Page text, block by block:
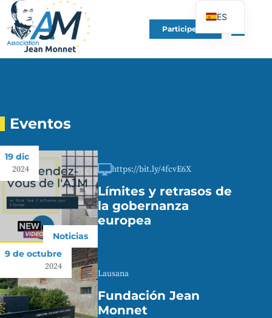
Participe en
Eventos
19 dic
2024
Noticias
https://bit.ly/4fcvE6X
Límites y retrasos de
la gobernanza
europea
9 de octubre
2024
Lausana
Fundación Jean
Monnet
ES
FR
EN